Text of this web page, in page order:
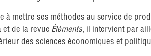
à mettre ses méthodes au service de
de la revue Éléments, il intervient par
des sciences économiques et